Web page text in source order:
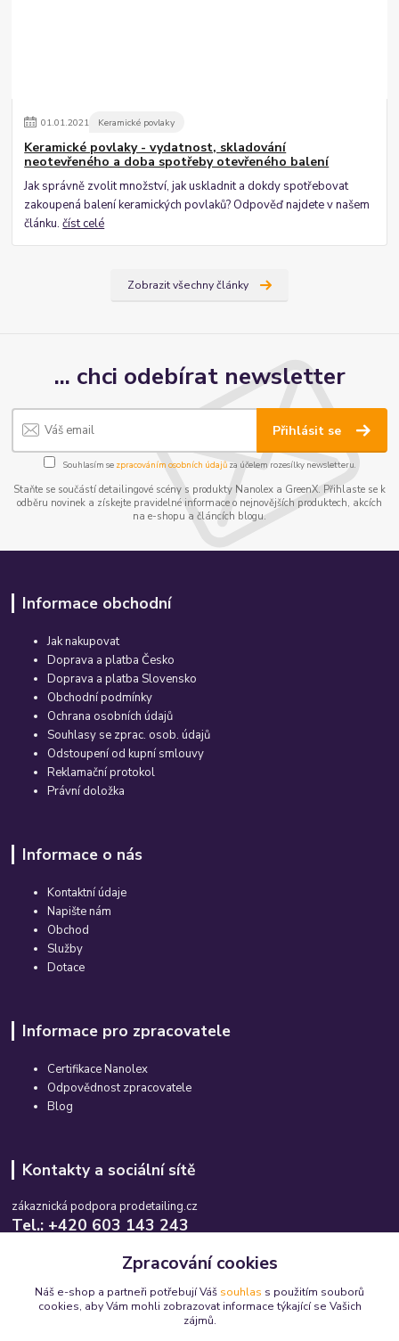
01.01.2021 Keramické povlaky
Keramické povlaky - vydatnost, skladování
neotevřeného a doba spotřeby otevřeného balení
Jak správně zvolit množství, jak uskladnit a dokdy spotřebovat
zakoupená balení keramických povlaků? Odpověď najdete v našem
článku.číst celé
Zobrazit všechny články
... chci odebírat newsletter
Přihlásit se
Souhlasím se zpracováním osobních údajůza účelem rozesílky newsletteru.
Staňte se součástí detailingové scény s produkty Nanolex a GreenX. Přihlaste se k
odběru novinek a získejte pravidelné informace o nejnovějších produktech, akcích
na e-shopu a článcích blogu.
Informace obchodní
Jak nakupovat
Doprava a platba Česko
Doprava a platba Slovensko
Obchodní podmínky
Ochrana osobních údajů
Souhlasy se zprac. osob. údajů
Odstoupení od kupní smlouvy
Reklamační protokol
Právní doložka
Informace o nás
Kontaktní údaje
Napište nám
Obchod
Služby
Dotace
Informace pro zpracovatele
Certifikace Nanolex
Odpovědnost zpracovatele
Blog
Kontakty a sociální sítě
zákaznická podpora prodetailing.cz
Tel.: +420 603 143 243
info@prodetailing.cz
Zpracování cookies
Náš e-shop a partneři potřebují Váš souhlas s použitím souborů
cookies, aby Vám mohli zobrazovat informace týkající se Vašich
zájmů.